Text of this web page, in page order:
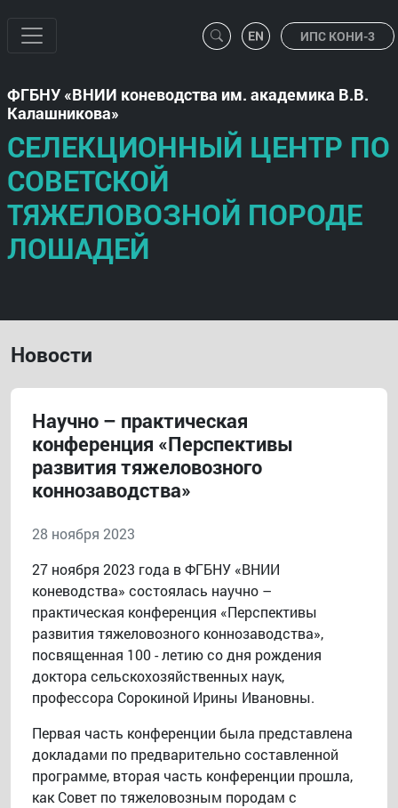
ИПС КОНИ-3
ФГБНУ
ВНИИ коневодства им. академика В.В.
Калашникова
СЕЛЕКЦИОННЫЙ ЦЕНТР ПО
СОВЕТСКОЙ
ТЯЖЕЛОВОЗНОЙ ПОРОДЕ
ЛОШАДЕЙ
Новости
Научно – практическая
конференция «Перспективы
развития тяжеловозного
коннозаводства»
28 ноября 2023
27 ноября 2023 года в ФГБНУ «ВНИИ
коневодства» состоялась научно –
практическая конференция «Перспективы
развития тяжеловозного коннозаводства»,
посвященная 100 - летию со дня рождения
доктора сельскохозяйственных наук,
профессора Сорокиной Ирины Ивановны.
Первая часть конференции была представлена
докладами по предварительно составленной
программе, вторая часть конференции прошла,
как Совет по тяжеловозным породам с